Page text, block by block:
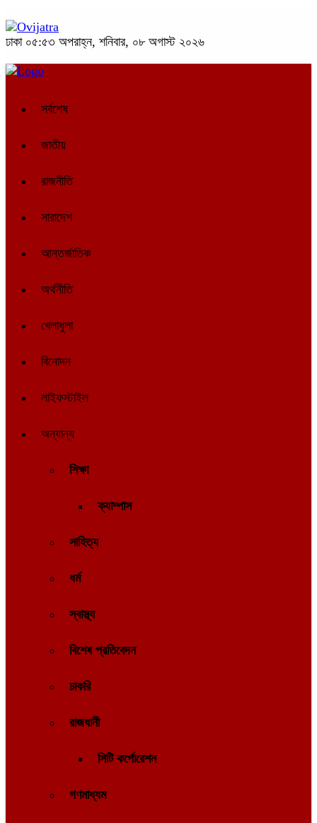
ঢাকা ০৫:৫৩ অপরাহ্ন, শনিবার, ০৮ অগাস্ট ২০২৬
সর্বশেষ
জাতীয়
রাজনীতি
সারাদেশ
আন্তর্জাতিক
অর্থনীতি
খেলাধুলা
বিনোদন
লাইফস্টাইল
অন্যান্য
শিক্ষা
ক্যাম্পাস
সাহিত্য
ধর্ম
স্বাস্থ্য
বিশেষ প্রতিবেদন
চাকরি
রাজধানী
সিটি কর্পোরেশন
গণমাধ্যম